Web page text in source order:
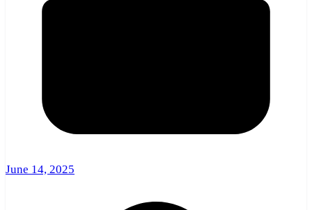
June 14, 2025